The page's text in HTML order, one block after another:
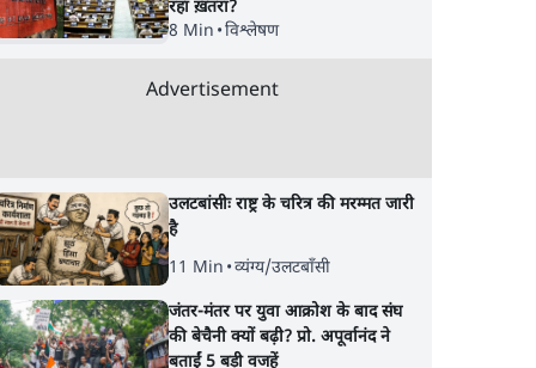
रहा ख़तरा?
8 Min •विश्लेषण
Advertisement
उलटबांसीः राष्ट्र के चरित्र की मरम्मत जारी
है
11 Min •व्यंग्य/उलटबाँसी
जंतर-मंतर पर युवा आक्रोश के बाद संघ
की बेचैनी क्यों बढ़ी? प्रो. अपूर्वानंद ने
बताईं 5 बड़ी वजहें